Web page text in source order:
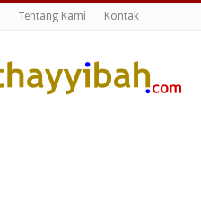
Tentang Kami Kontak